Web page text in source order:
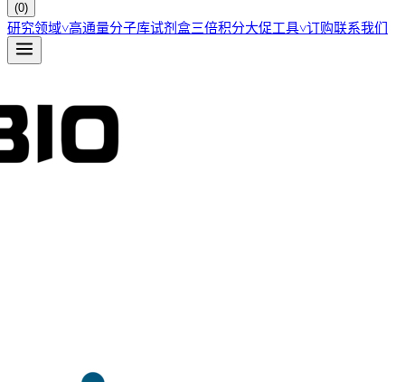
(0)
研究领域˅高通量分子库试剂盒三倍积分大促工具˅订购联系我们